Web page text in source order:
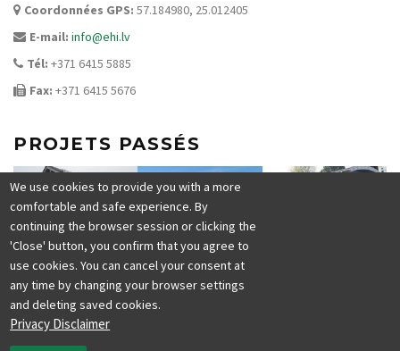
Coordonnées GPS: 57.184980, 25.012405
E-mail: info@ehi.lv
Tél: +371 6415 5885
Fax: +371 6415 5676
PROJETS PASSÉS
We use cookies to provide you with a more
comfortable and safe experience. By
continuing the browser session or clicking the
'Close' button, you confirm that you agree to
use cookies. You can cancel your consent at
any time by changing your browser settings
and deleting saved cookies.
Privacy Disclaimer